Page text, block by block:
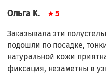
Ольга К. 5
Заказывала эти
подошли по посадке,
натуральной кожи
фиксация, незаметны в